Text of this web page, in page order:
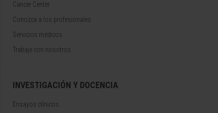
Cancer Center
Conozca a los profesionales
Servicios médicos
Trabaje con nosotros
INVESTIGACIÓN Y DOCENCIA
Ensayos clínicos